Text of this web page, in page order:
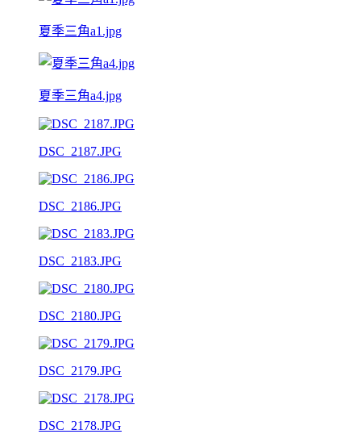
夏季三角a1.jpg
夏季三角a4.jpg
DSC_2187.JPG
DSC_2186.JPG
DSC_2183.JPG
DSC_2180.JPG
DSC_2179.JPG
DSC_2178.JPG